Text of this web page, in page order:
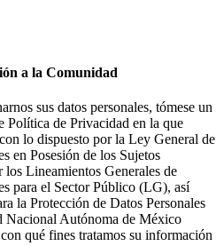
a la Comunidad
sus datos personales, tómese un
Política de Privacidad en la que
lo dispuesto por la Ley General de
en Posesión de los Sujetos
Lineamientos Generales de
para el Sector Público (LG), así
la Protección de Datos Personales
Nacional Autónoma de México
qué fines tratamos su información